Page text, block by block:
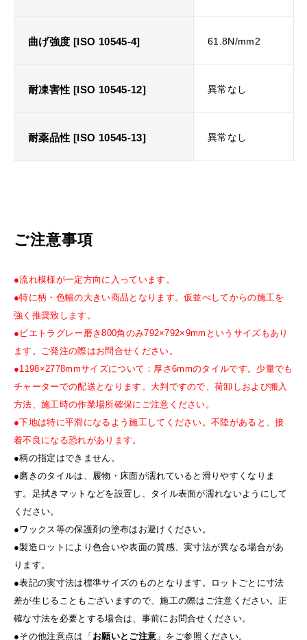
曲げ強度 [ISO 10545-4] 61.8N/mm2
耐凍害性 [ISO 10545-12] 異常なし
耐薬品性 [ISO 10545-13] 異常なし
ご注意事項
●流れ模様が一定方向に入っています。
●特に柄・色幅の大きい商品となります。仮並べしてからの施工を
強く推奨致します。
●ピエトラグレー磨き800角のみ792×792×9mmというサイズもあり
ます。ご発注の際はお問合せください。
●1198×2778mmサイズについて：厚さ6mmのタイルです。少量でも
チャーターでの配送となります。大判ですので、荷卸しおよび搬入
方法、施工時の作業場所確保にご注意ください。
●下地は特に平滑になるよう施工してください。不陸があると、接
着不良になる恐れがあります。
●柄の指定はできません。
●磨きのタイルは、履物・床面が濡れていると滑りやすくなりま
す。足拭きマットなどを設置し、タイル表面が濡れないようにして
ください。
●ワックス等の保護剤の塗布はお避けください。
●製造ロットにより色合いや表面の質感、実寸法が異なる場合があ
ります。
●表記の実寸法は標準サイズのものとなります。ロットごとに寸法
差が生じることもございますので、施工の際はご注意ください。正
確な寸法を必要とする場合は、事前にお問合せください。
●その他注意点は「お願いとご注意 」をご参照ください。